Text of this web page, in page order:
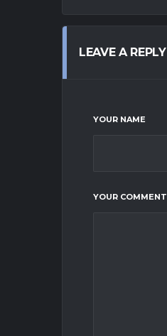
LEAVE A REPLY
YOUR NAME
YOUR COMMENT